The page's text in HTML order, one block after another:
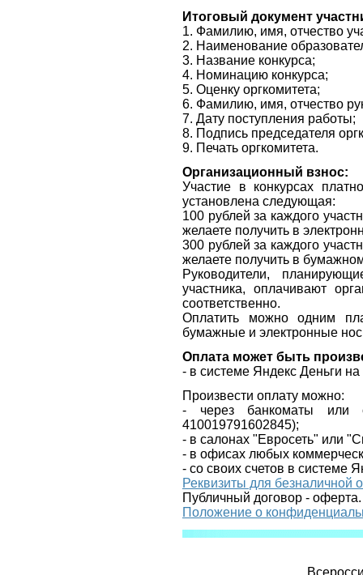
Итоговый документ
1. Фамилию, имя, отчество
2. Наименование
3. Название конкурса;
4. Номинацию конкурса;
5. Оценку оргкомитета;
6. Фамилию, имя, отчество
7. Дату поступления работы;
8. Подпись председателя
9. Печать оргкомитета.
Организационный взнос:
Участие в конкурсах
установлена следующая:
100 рублей за каждого
желаете получить в
300 рублей за каждого
желаете получить в
Руководители,
участника, оплачивают
соответственно.
Оплатить можно одним
бумажные и электронные
Оплата может быть
- в системе Яндекс Деньги
Произвести оплату можно:
- через банкоматы или
410019791602845);
- в салонах "Евросеть" или
- в офисах любых
- со своих счетов в системе
Реквизиты для безналичной
Публичный договор - оферта.
Положение о